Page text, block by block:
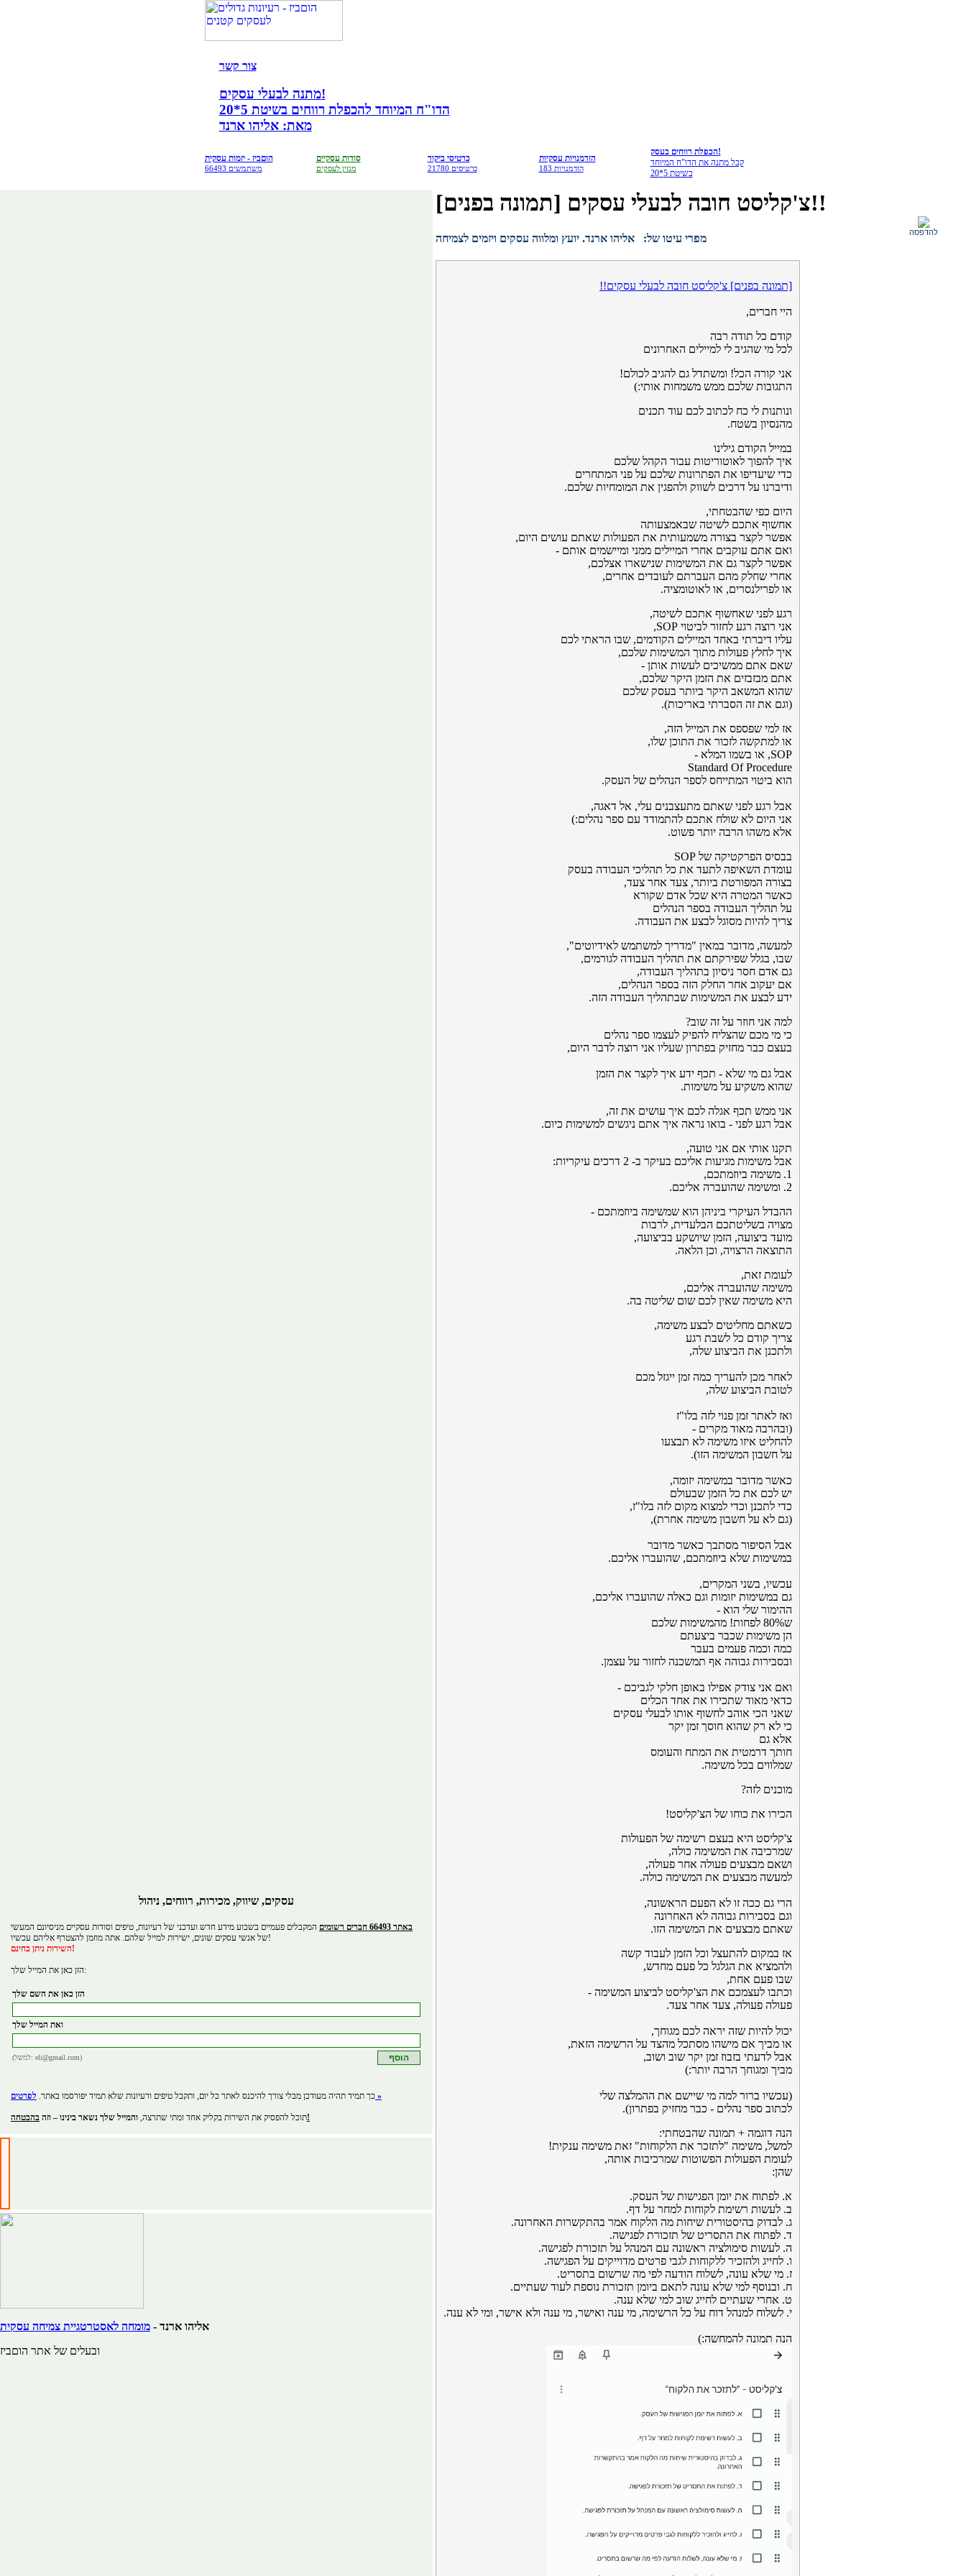
צור קשר
מתנה לבעלי עסקים!
הדו"ח המיוחד להכפלת רווחים בשיטת 5*20
מאת: אליהו ארנד
הוםביז - יזמות עסקית
66493 משתמשים
סודות עסקיים
מגזין לעסקים
כרטיסי ביקור
21780 כרטיסים
הזדמנויות עסקיות
183 הזדמנויות
הכפלת רווחים בעסק!
קבל מתנה את הדו"ח המיוחד
בשיטת 5*20
עסקים, שיווק, מכירות, רווחים, ניהול
באתר 66493 חברים רשומים
המקבלים פעמיים בשבוע מידע חדש ועדכני של רעיונות, טיפים וסודות עסקיים מניסיונם המעשי
של אנשי עסקים שונים, ישירות למייל שלהם. אתה מוזמן להצטרף אליהם עכשיו!
השירות ניתן בחינם!
הזן כאן את המייל שלך:
הזן כאן את השם שלך
ואת המייל שלך
(למשל: eli@gmail.com)
כך תמיד תהיה מעודכן מבלי צורך להיכנס לאתר כל יום, ותקבל טיפים ורעיונות שלא תמיד יפורסמו באתר. לפרטים »
תוכל להפסיק את השירות בקליק אחד ומתי שתרצה, והמייל שלך נשאר בינינו – וזה בהבטחה!
אליהו ארנד - מומחה לאסטרטגיית צמיחה עסקית
ובעלים של אתר הוםביז
[תמונה בפנים] צ'קליסט חובה לבעלי עסקים!!
מפרי עיטו של: אליהו ארנד. יועץ ומלווה עסקים ויזמים לצמיחה להדפסה
[תמונה בפנים] צ'קליסט חובה לבעלי עסקים!!
היי חברים,
קודם כל תודה רבה
לכל מי שהגיב לי למיילים האחרונים
אני קורה הכל! ומשתדל גם להגיב לכולם!
התגובות שלכם ממש משמחות אותי:)
ונותנות לי כח לכתוב לכם עוד תכנים
מהנסיון בשטח.
במייל הקודם גילינו
איך להפוך לאוטוריטות עבור הקהל שלכם
כדי שיעדיפו את הפתרונות שלכם על פני המתחרים
ודיברנו על דרכים לשווק ולהפגין את המומחיות שלכם.
היום כפי שהבטחתי,
אחשוף אתכם לשיטה שבאמצעותה
אפשר לקצר בצורה משמעותית את הפעולות שאתם עושים היום,
ואם אתם עוקבים אחרי המיילים ממני ומיישמים אותם -
אפשר לקצר גם את המשימות שנישארו אצלכם,
אחרי שחלק מהם העברתם לעובדים אחרים,
או לפרילנסרים, או לאוטומציה.
רגע לפני שאחשוף אתכם לשיטה,
אני רוצה רגע לחזור לביטוי SOP,
עליו דיברתי באחד המיילים הקודמים, שבו הראתי לכם
איך לחלץ פעולות מתוך המשימות שלכם,
שאם אתם ממשיכים לעשות אותן -
אתם מבזבזים את הזמן היקר שלכם,
שהוא המשאב היקר ביותר בעסק שלכם
(וגם את זה הסברתי באריכות).
אז למי שפספס את המייל הזה,
או למתקשה לזכור את התוכן שלו,
SOP, או בשמו המלא -
Standard Of Procedure
הוא ביטוי המתייחס לספר הנהלים של העסק.
אבל רגע לפני שאתם מתעצבנים עלי, אל דאגה,
אני היום לא שולח אתכם להתמודד עם ספר נהלים:)
אלא משהו הרבה יותר פשוט.
בבסיס הפרקטיקה של SOP
עומדת השאיפה לתעד את כל תהליכי העבודה בעסק
בצורה המפורטת ביותר, צעד אחר צעד,
כאשר המטרה היא שכל אדם שקורא
על תהליך העבודה בספר הנהלים
צריך להיות מסוגל לבצע את העבודה.
למעשה, מדובר במאין "מדריך למשתמש לאידיוטים",
שבו, בגלל שפירקתם את תהליך העבודה לגורמים,
גם אדם חסר ניסיון בתהליך העבודה,
אם יעקוב אחר החלק הזה בספר הנהלים,
ידע לבצע את המשימות שבתהליך העבודה הזה.
למה אני חוזר על זה שוב?
כי מי מכם שהצליח להפיק לעצמו ספר נהלים
בעצם כבר מחזיק בפתרון שעליו אני רוצה לדבר היום,
אבל גם מי שלא - תכף ידע איך לקצר את הזמן
שהוא משקיע על משימות.
אני ממש תכף אגלה לכם איך עושים את זה,
אבל רגע לפני - בואו נראה איך אתם ניגשים למשימות כיום.
תקנו אותי אם אני טועה,
אבל משימות מגיעות אליכם בעיקר ב- 2 דרכים עיקריות:
1. משימה ביוזמתכם,
2. ומשימה שהועברה אליכם.
ההבדל העיקרי ביניהן הוא שמשימה ביוזמתכם -
מצויה בשליטתכם הבלעדית, לרבות
מועד ביצועה, הזמן שיושקע בביצועה,
התוצאה הרצויה, וכן הלאה.
לעומת זאת,
משימה שהועברה אליכם,
היא משימה שאין לכם שום שליטה בה.
כשאתם מחליטים לבצע משימה,
צריך קודם כל לשבת רגע
ולתכנן את הביצוע שלה,
לאחר מכן להעריך כמה זמן ייגזל מכם
לטובת הביצוע שלה,
ואז לאתר זמן פנוי לזה בלו"ז
(ובהרבה מאוד מקרים -
להחליט איזו משימה לא תבצעו
על חשבון המשימה הזו).
כאשר מדובר במשימה יזומה,
יש לכם את כל הזמן שבעולם
כדי לתכנן וכדי למצוא מקום לזה בלו"ז,
(גם לא על חשבון משימה אחרת),
אבל הסיפור מסתבך כאשר מדובר
במשימות שלא ביוזמתכם, שהועברו אליכם.
עכשיו, בשני המקרים,
גם במשימות יזומות וגם כאלה שהועברו אליכם,
ההימור שלי הוא -
ש80% לפחות! מהמשימות שלכם
הן משימות שכבר ביצעתם
כמה וכמה פעמים בעבר
ובסבירות גבוהה אף תמשכנה לחזור על עצמן.
ואם אני צודק אפילו באופן חלקי לגביכם -
כדאי מאוד שתכירו את אחד הכלים
שאני הכי אוהב לחשוף אותו לבעלי עסקים
כי לא רק שהוא חוסך זמן יקר
אלא גם
חותך דרמטית את המתח והעומס
שמלווים בכל משימה.
מוכנים לזה?
הכירו את כוחו של הצ'קליסט!
צ'קליסט היא בעצם רשימה של הפעולות
שמרכיבה את המשימה כולה,
ושאם מבצעים פעולה אחר פעולה,
למעשה מבצעים את המשימה כולה.
הרי גם ככה זו לא הפעם הראשונה,
וגם בסבירות גבוהה לא האחרונה
שאתם מבצעים את המשימה הזו.
אז במקום להתעצל וכל הזמן לעבוד קשה
ולהמציא את הגלגל כל פעם מחדש,
שבו פעם אחת,
וכתבו לעצמכם את הצ'קליסט לביצוע המשימה -
פעולה פעולה, צעד אחר צעד.
יכול להיות שזה יראה לכם מגוחך,
או מביך אם מישהו מסתכל מהצד על הרשימה הזאת,
אבל לדעתי בזבוז זמן יקר שוב ושוב,
מביך ומגוחך הרבה יותר:)
(עכשיו ברור למה מי שיישם את ההמלצה שלי
לכתוב ספר נהלים - כבר מחזיק בפתרון).
הנה דוגמה + תמונה שהבטחתי:
למשל, משימה "לתזכר את הלקוחות" זאת משימה ענקית!
לעומת הפעולות הפשוטות שמרכיבות אותה,
שהן:
א. לפתוח את יומן הפגישות של העסק.
ב. לעשות רשימת לקוחות למחר על דף.
ג. לבדוק בהיסטורית שיחות מה הלקוח אמר בהתקשרות האחרונה.
ד. לפתוח את התסריט של תזכורת לפגישה.
ה. לעשות סימולציה ראשונה עם המנהל על תזכורת לפגישה.
ו. לחייג ולהזכיר ללקוחות לגבי פרטים מדוייקים על הפגישה.
ז. מי שלא עונה, לשלוח הודעה לפי מה שרשום בתסריט.
ח. ובנוסף למי שלא עונה לתאם ביומן תזכורת נוספת לעוד שעתיים.
ט. אחרי שעתיים לחייג שוב למי שלא ענה.
י. לשלוח למנהל דוח על כל הרשימה, מי ענה ואישר, מי ענה ולא אישר, ומי לא ענה.
הנה תמונה להמחשה:)